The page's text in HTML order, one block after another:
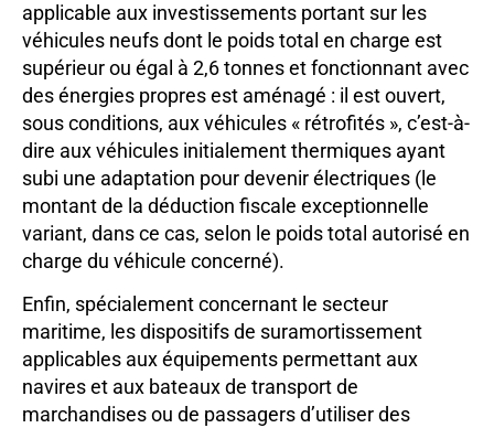
applicable aux investissements portant sur les
véhicules neufs dont le poids total en charge est
supérieur ou égal à 2,6 tonnes et fonctionnant avec
des énergies propres est aménagé : il est ouvert,
sous conditions, aux véhicules « rétrofités », c’est-à-
dire aux véhicules initialement thermiques ayant
subi une adaptation pour devenir électriques (le
montant de la déduction fiscale exceptionnelle
variant, dans ce cas, selon le poids total autorisé en
charge du véhicule concerné).
Enfin, spécialement concernant le secteur
maritime, les dispositifs de suramortissement
applicables aux équipements permettant aux
navires et aux bateaux de transport de
marchandises ou de passagers d’utiliser des